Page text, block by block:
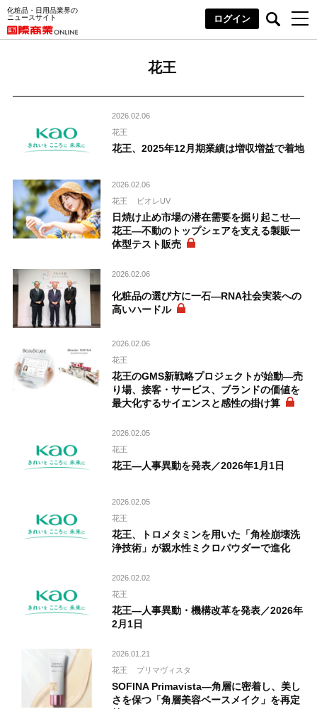
化粧品・日用品業界の
ニュースサイト
ログイン
花王
2026.02.06
花王
花王、2025年12月期業績は増収増益で着地
2026.02.06
花王
ビオレUV
日焼け止め市場の潜在需要を掘り起こせ―
花王―不動のトップシェアを支える製販一
体型テスト販売
2026.02.06
化粧品の選び方に一石―RNA社会実装への
高いハードル
2026.02.06
花王
花王のGMS新戦略プロジェクトが始動―売
り場、接客・サービス、ブランドの価値を
最大化するサイエンスと感性の掛け算
2026.02.05
花王
花王―人事異動を発表／2026年1月1日
2026.02.05
花王
花王、トロメタミンを用いた「角栓崩壊洗
浄技術」が親水性ミクロパウダーで進化
2026.02.02
花王
花王―人事異動・機構改革を発表／2026年
2月1日
2026.01.21
花王
プリマヴィスタ
SOFINA Primavista―角層に密着し、美し
さを保つ「角層美容ベースメイク」を再定